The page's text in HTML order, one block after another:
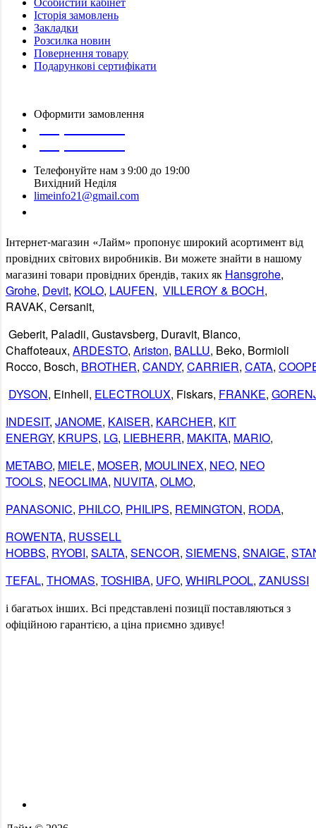
Особистий кабінет
Історія замовлень
Закладки
Розсилка новин
Повернення товару
Подарункові сертифікати
Оформити замовлення
Телефонуйте нам з 9:00 до 19:00
Вихідний Неділя
limeinfo21@gmail.com
Інтернет-магазин «Лайм» пропонуєширокий асортиментвід
провіднихсвітовихвиробників. Ви можетезнайти в нашому
магазинітовари провіднихбрендів, такихяк Hansgrohe,
Grohe, Devit, KOLO, LAUFEN, VILLEROY & BOCH,
RAVAK, Cersanit,
Geberit, Paladii, Gustavsberg, Duravit, Blanco,
Chaffoteaux, ARDESTO, Ariston, BALLU, Beko, Bormioli
Rocco, Bosch, BROTHER, CANDY, CARRIER, CATA,
DYSON, Einhell, ELECTROLUX, Fiskars, FRANKE,
INDESIT, JANOME, KAISER, KARCHER, KIT
ENERGY, KRUPS, LG, LIEBHERR, MAKITA, MARIO,
METABO, MIELE, MOSER, MOULINEX, NEO, NEO
TOOLS, NEOCLIMA, NUVITA, OLMO,
PANASONIC, PHILCO, PHILIPS, REMINGTON, RODA,
ROWENTA, RUSSELL
HOBBS, RYOBI, SALTA, SENCOR, SIEMENS, SNAIGE,
TEFAL, THOMAS, TOSHIBA, UFO, WHIRLPOOL, ZANUSSI
ібагатьохінших. Всіпредставленіпозиціїпоставляютьсяз
офіційною гарантією, ацінаприємноздивує!